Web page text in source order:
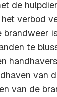
de
verbod
brandweer
te
van
van de